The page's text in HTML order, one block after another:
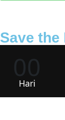
Save the
00
Hari